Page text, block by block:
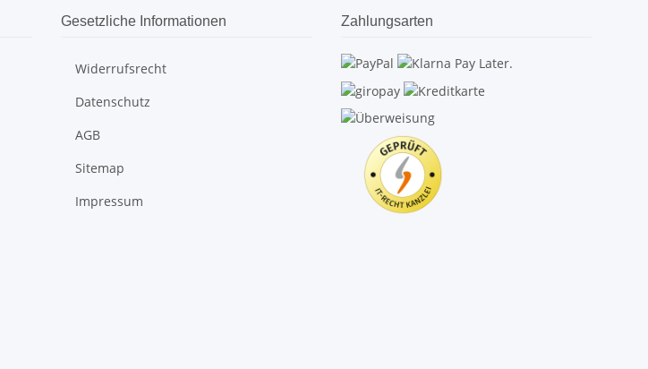
Gesetzliche Informationen
Widerrufsrecht
Datenschutz
AGB
Sitemap
Impressum
Zahlungsarten